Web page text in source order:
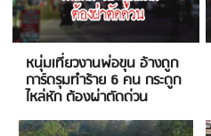
หนุ่มเที่ยวงานพ่อขุน อ้างถูก
การ์ดรุมทำร้าย 6 คน กระดูก
ไหล่หัก ต้องผ่าตัดด่วน